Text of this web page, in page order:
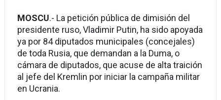
MOSCU.- La petición pública de dimisión del
presidente ruso, Vladimir Putin, ha sido apoyada
ya por 84 diputados municipales (concejales)
de toda Rusia, que demandan a la Duma, o
cámara de diputados, que acuse de alta traición
al jefe del Kremlin por iniciar la campaña militar
en Ucrania.